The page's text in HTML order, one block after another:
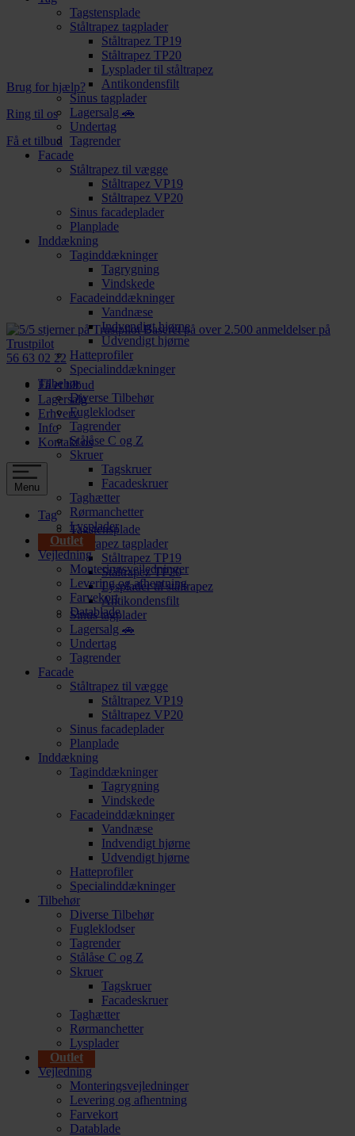
Tagstensplade
Ståltrapez tagplader
Ståltrapez TP19
Ståltrapez TP20
Lysplader til ståltrapez
Antikondensfilt
Sinus tagplader
Lagersalg 🚗
Undertag
Tagrender
Facade
Ståltrapez til vægge
Ståltrapez VP19
Ståltrapez VP20
Sinus facadeplader
Planplade
Inddækning
Taginddækninger
Tagrygning
Vindskede
Facadeinddækninger
Vandnæse
Indvendigt hjørne
Udvendigt hjørne
Hatteprofiler
Specialinddækninger
Tilbehør
Diverse Tilbehør
Fugleklodser
Tagrender
Stålåse C og Z
Skruer
Tagskruer
Facadeskruer
Taghætter
Rørmanchetter
Lysplader
Outlet
Vejledning
Monteringsvejledninger
Levering og afhentning
Farvekort
Datablade
Brug for hjælp?
Ring til os
Få et tilbud
Baseret på over 2.500 anmeldelser på
Trustpilot
56 63 02 22
Få et tilbud
Lagersalg
Erhverv
Info
Kontakt os
Menu
Tag
Tagstensplade
Ståltrapez tagplader
Ståltrapez TP19
Ståltrapez TP20
Lysplader til ståltrapez
Antikondensfilt
Sinus tagplader
Lagersalg 🚗
Undertag
Tagrender
Facade
Ståltrapez til vægge
Ståltrapez VP19
Ståltrapez VP20
Sinus facadeplader
Planplade
Inddækning
Taginddækninger
Tagrygning
Vindskede
Facadeinddækninger
Vandnæse
Indvendigt hjørne
Udvendigt hjørne
Hatteprofiler
Specialinddækninger
Tilbehør
Diverse Tilbehør
Fugleklodser
Tagrender
Stålåse C og Z
Skruer
Tagskruer
Facadeskruer
Taghætter
Rørmanchetter
Lysplader
Outlet
Vejledning
Monteringsvejledninger
Levering og afhentning
Farvekort
Datablade